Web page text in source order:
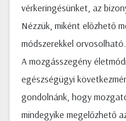
vérkeringésünket, az
Nézzük, miként előzhető
módszerekkel
A mozgásszegény
egészségügyi
gondolnánk, hogy
mindegyike megelőzhető